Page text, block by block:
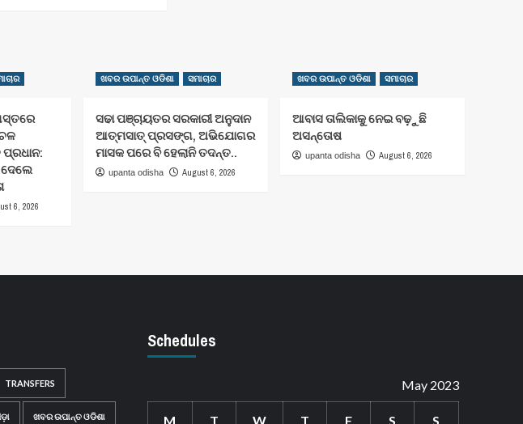
ଦେଲେ
6, 2026
ଖବର ଉପାନ୍ତ ଓଡିଶା ସମାଚାର
ସଢା ପଞ୍ଚାୟତର ସରକାରୀ ଅନୁଦାନ
ଆତ୍ମସାତ୍ ପ୍ରସଙ୍ଗ, ଅଭିଯୋଗର
ମାସକ ପରେ ବି ହେଲାନି ତଦନ୍ତ..
upanta odisha August 6, 2026
ଖବର ଉପାନ୍ତ ଓଡିଶା ସମାଚାର
ଆବାସ ତାଲିକାକୁ ନେଇ ବଢ଼ୁଛି
ଅସନ୍ତୋଷ
upanta odisha August 6, 2026
TRANSFERS
ଖବର ଉପାନ୍ତ ଓଡିଶା
Schedules
May 2023
M T W T F S S